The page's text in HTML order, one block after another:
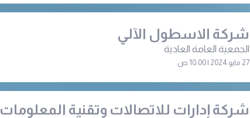
شركة الاسطول الآلي
الجمعية العامة العادية
27 مايو 2024 | 10:00 ص
شركة إدارات للاتصالات وتقنية المعلومات